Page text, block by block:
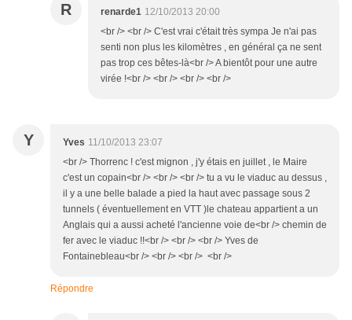
R renarde1 12/10/2013 20:00
<br /> <br /> C'est vrai c'était très sympa Je n'ai pas
senti non plus les kilomètres , en général ça ne sent
pas trop ces bêtes-là<br /> A bientôt pour une autre
virée !<br /> <br /> <br /> <br />
Y Yves 11/10/2013 23:07
<br /> Thorrenc ! c'est mignon , j'y étais en juillet , le Maire
c'est un copain<br /> <br /> <br /> tu a vu le viaduc au dessus ,
il y a une belle balade a pied la haut avec passage sous 2
tunnels ( éventuellement en VTT )le chateau appartient a un
Anglais qui a aussi acheté l'ancienne voie de<br /> chemin de
fer avec le viaduc !!<br /> <br /> <br /> Yves de
Fontainebleau<br /> <br /> <br /> <br />
Répondre